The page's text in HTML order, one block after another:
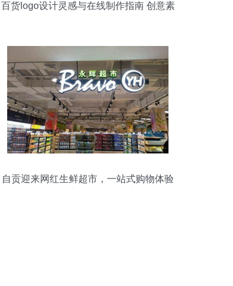
百货logo设计灵感与在线制作指南 创意素
自贡迎来网红生鲜超市，一站式购物体验